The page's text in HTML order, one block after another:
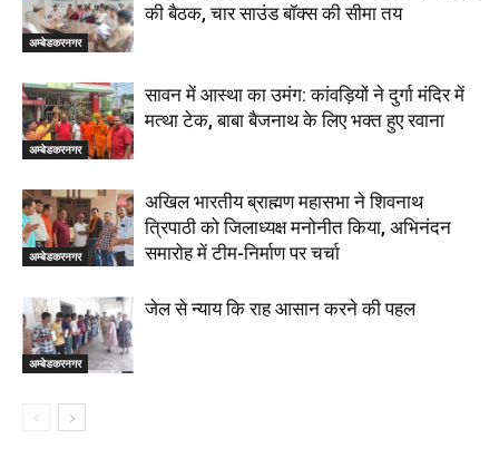
अम्बेडकरनगर
की बैठक, चार साउंड बॉक्स की सीमा तय
अम्बेडकरनगर
सावन में आस्था का उमंग: कांवड़ियों ने दुर्गा मंदिर में
मत्था टेक, बाबा बैजनाथ के लिए भक्त हुए रवाना
अम्बेडकरनगर
अखिल भारतीय ब्राह्मण महासभा ने शिवनाथ
त्रिपाठी को जिलाध्यक्ष मनोनीत किया, अभिनंदन
समारोह में टीम-निर्माण पर चर्चा
अम्बेडकरनगर
जेल से न्याय कि राह आसान करने की पहल